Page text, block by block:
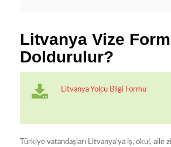
Litvanya Vize
Doldurulur?
Litvanya Yolcu Bilgi Formu
Türkiye vatandaşları Litvanya’ya iş, okul, aile